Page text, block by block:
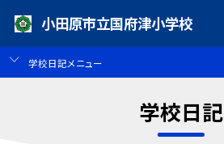
小田原市立国府津小学校
学校日記メニュー
学校日記